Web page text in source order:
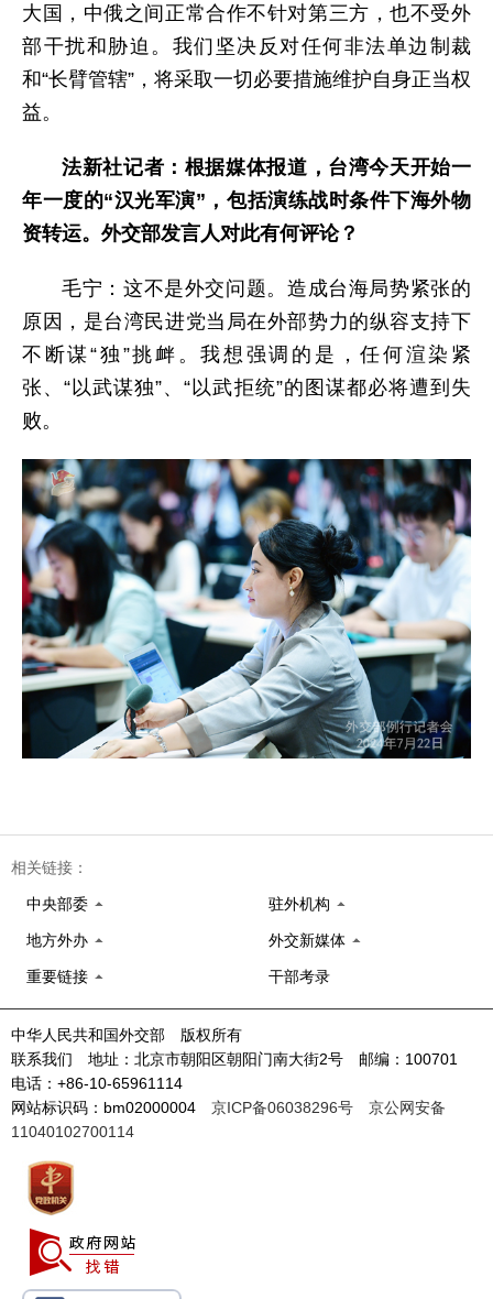
大国，中俄之间正常合作不针对第三方，也不受外
部干扰和胁迫。我们坚决反对任何非法单边制裁
和“长臂管辖”，将采取一切必要措施维护自身正当权
益。
法新社记者： 根据媒体报道，台湾今天开始一
年一度的“汉光军演”，包括演练战时条件下海外物
资转运。外交部发言人对此有何评论？
毛宁：这不是外交问题。造成台海局势紧张的
原因，是台湾民进党当局在外部势力的纵容支持下
不断谋“独”挑衅。我想强调的是，任何渲染紧
张、“以武谋独”、“以武拒统”的图谋都必将遭到失
败。
相关链接：
中央部委 驻外机构
地方外办 外交新媒体
重要链接 干部考录
中华人民共和国外交部 版权所有
联系我们 地址：北京市朝阳区朝阳门南大街2号 邮编：100701
电话：+86-10-65961114
网站标识码：bm02000004 京ICP备06038296号
京公网安备
11040102700114